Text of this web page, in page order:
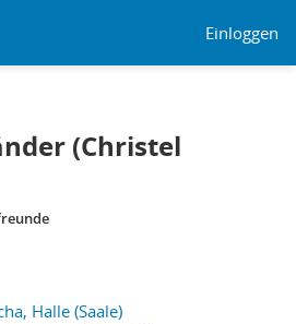
Einloggen
(Christel
Halle (Saale)